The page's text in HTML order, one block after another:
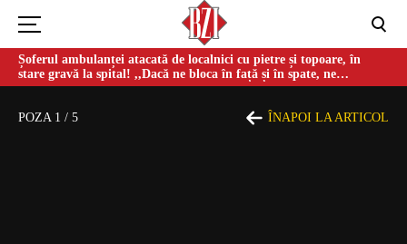
Șoferul ambulanței atacată de localnici cu pietre și topoare, în
stare gravă la spital! ,,Dacă ne bloca în față și în spate, ne
omorau…”
POZA 1 / 5 ÎNAPOI LA ARTICOL